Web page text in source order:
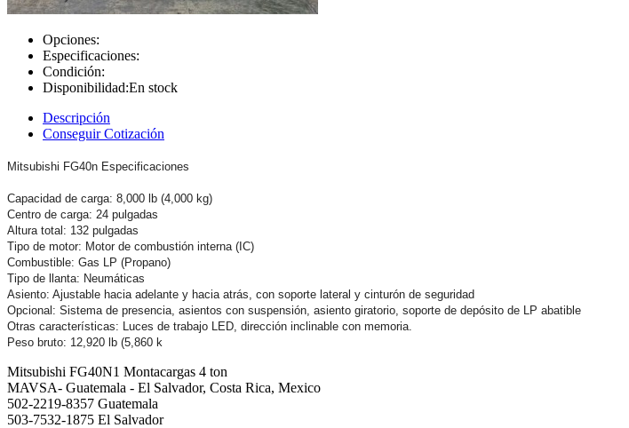
Opciones:
Especificaciones:
Condición:
Disponibilidad:En stock
Descripción
Conseguir Cotización
Mitsubishi FG40n Especificaciones
Capacidad de carga: 8,000 lb (4,000 kg)
Centro de carga: 24 pulgadas
Altura total: 132 pulgadas
Tipo de motor: Motor de combustión interna (IC)
Combustible: Gas LP (Propano)
Tipo de llanta: Neumáticas
Asiento: Ajustable hacia adelante y hacia atrás, con soporte lateral y cinturón de seguridad
Opcional: Sistema de presencia, asientos con suspensión, asiento giratorio, soporte de depósito de LP abatible
Otras características: Luces de trabajo LED, dirección inclinable con memoria.
Peso bruto: 12,920 lb (5,860 k
Mitsubishi FG40N1 Montacargas 4 ton
MAVSA- Guatemala - El Salvador, Costa Rica, Mexico
502-2219-8357 Guatemala
503-7532-1875 El Salvador